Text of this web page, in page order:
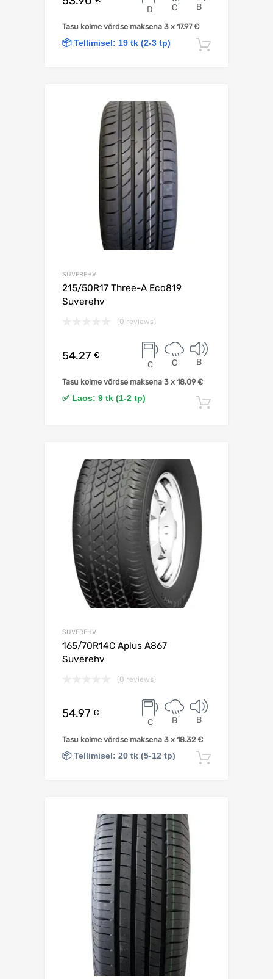
D C B
Tasu kolme võrdse maksena 3 x 17.97€
📦 Tellimisel: 19 tk (2-3 tp)
SUVEREHV
215/50R17 Three-A Eco819
Suverehv
(0 reviews)
54.27 €
C C B
Tasu kolme võrdse maksena 3 x 18.09€
✅ Laos: 9 tk (1-2 tp)
SUVEREHV
165/70R14C Aplus A867
Suverehv
(0 reviews)
54.97 €
C B B
Tasu kolme võrdse maksena 3 x 18.32 €
📦 Tellimisel: 20 tk (5-12 tp)